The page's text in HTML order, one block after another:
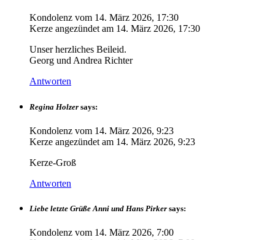
Kondolenz vom 14. März 2026, 17:30
Kerze angezündet am 14. März 2026, 17:30
Unser herzliches Beileid.
Georg und Andrea Richter
Antworten
Regina Holzer says:
Kondolenz vom 14. März 2026, 9:23
Kerze angezündet am 14. März 2026, 9:23
Kerze-Groß
Antworten
Liebe letzte Grüße Anni und Hans Pirker says:
Kondolenz vom 14. März 2026, 7:00